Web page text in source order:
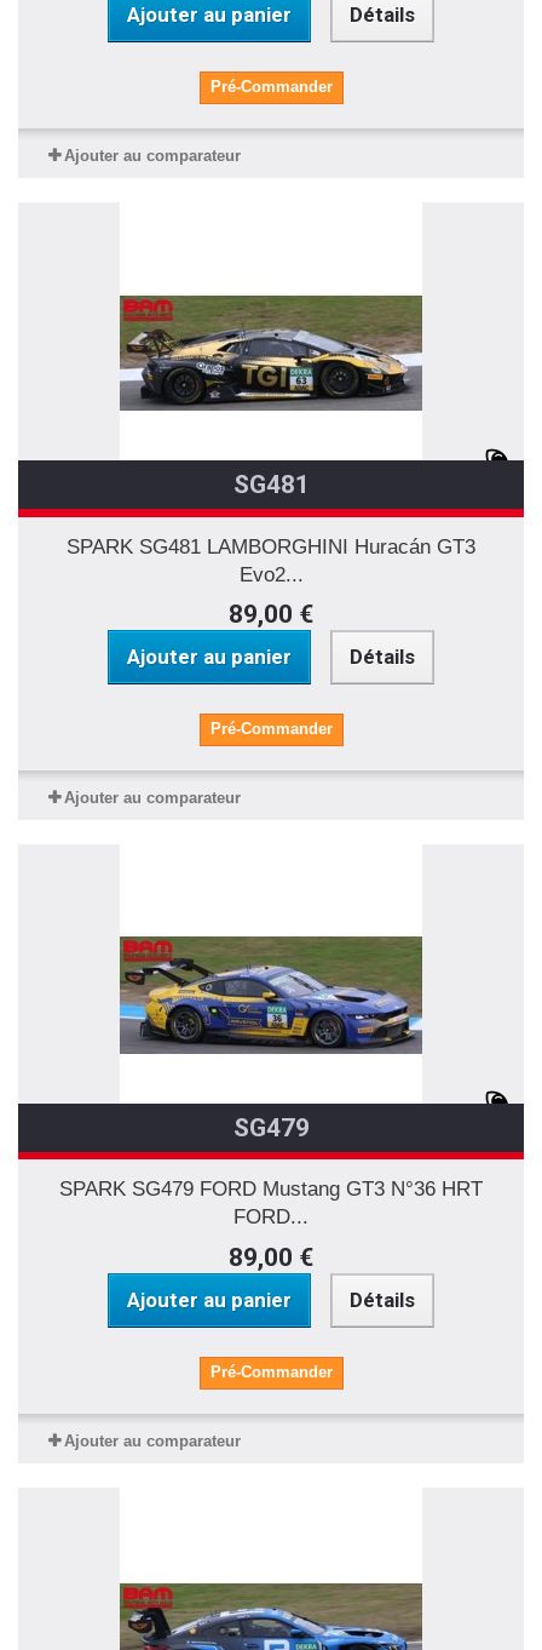
Ajouter au panier Détails
Pré-Commander
Ajouter au comparateur
SG481
SPARK SG481 LAMBORGHINI Huracán GT3
Evo2...
89,00 €
Ajouter au panier Détails
Pré-Commander
Ajouter au comparateur
SG479
SPARK SG479 FORD Mustang GT3 N°36 HRT
FORD...
89,00 €
Ajouter au panier Détails
Pré-Commander
Ajouter au comparateur